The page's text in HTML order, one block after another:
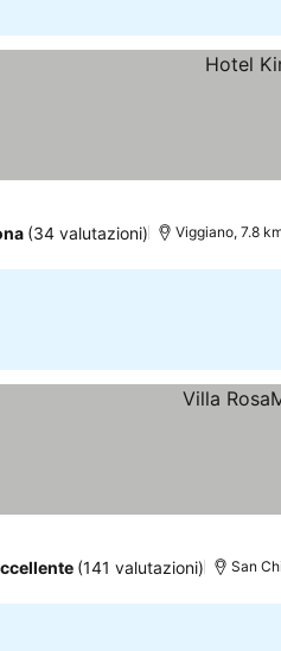
(34 valutazioni) Viggiano, 7.8
(141 valutazioni) San